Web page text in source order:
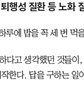
행성 질환 등 노화
루에 밥을 꼭 세 번 먹
다고 생각했던 것들
한다. 답을 구하는 일